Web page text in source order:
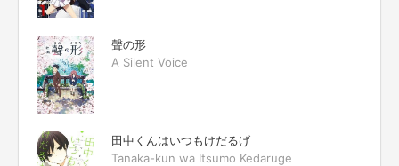
聲の形
A Silent Voice
田中くんはいつもけだるげ
Tanaka-kun wa Itsumo Kedaruge